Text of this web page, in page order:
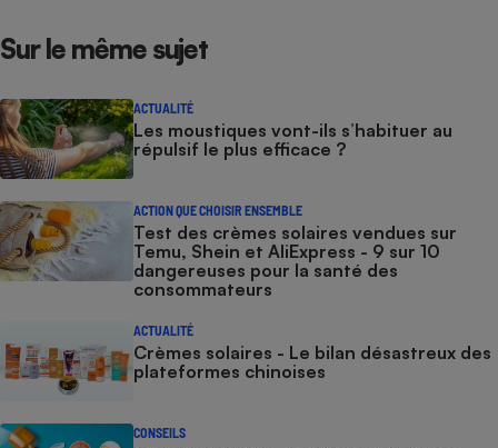
Sur le même sujet
ACTUALITÉ
Les moustiques vont-ils s’habituer au
répulsif le plus efficace ?
ACTION QUE CHOISIR ENSEMBLE
Test des crèmes solaires vendues sur
Temu, Shein et AliExpress - 9 sur 10
dangereuses pour la santé des
consommateurs
ACTUALITÉ
Crèmes solaires - Le bilan désastreux des
plateformes chinoises
CONSEILS